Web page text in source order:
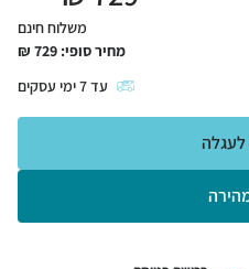
משלוח חינם
מחיר סופי: 729
₪
עד7ימי עסקים